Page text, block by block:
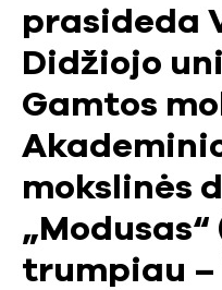
prasideda
Didžiojo
Gamtos
mokslinės
trumpiau –